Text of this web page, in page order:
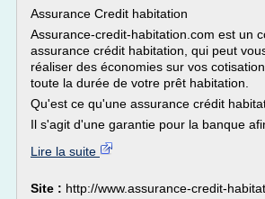
Assurance Credit habitation
Assurance-credit-habitation.com est un
assurance crédit habitation, qui peut
réaliser des économies sur vos
toute la durée de votre prêt habitation.
Qu'est ce qu'une assurance crédit
Il s'agit d'une garantie pour la banque
Lire la suite
Site : http://www.assurance-credit-